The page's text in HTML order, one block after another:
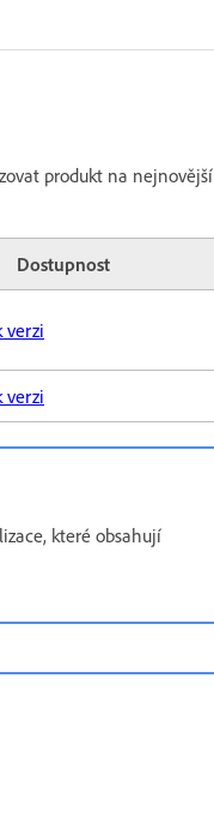
produkt na nejnovější
Dostupnost
verzi
verzi
které obsahují